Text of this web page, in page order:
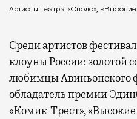
Артисты театра «Около»,
Среди артистов
клоуны России: золотой
любимцы Авиньонского
обладатель премии
«Комик-Трест»,